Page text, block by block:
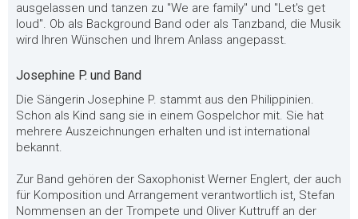
ausgelassen und tanzen zu "We are family" und "Let's get
loud". Ob als Background Band oder als Tanzband, die Musik
wird Ihren Wünschen und Ihrem Anlass angepasst.
Josephine P. und Band
Die Sängerin Josephine P. stammt aus den Philippinien.
Schon als Kind sang sie in einem Gospelchor mit. Sie hat
mehrere Auszeichnungen erhalten und ist international
bekannt.
Zur Band gehören der Saxophonist Werner Englert, der auch
für Komposition und Arrangement verantwortlich ist, Stefan
Nommensen an der Trompete und Oliver Kuttruff an der